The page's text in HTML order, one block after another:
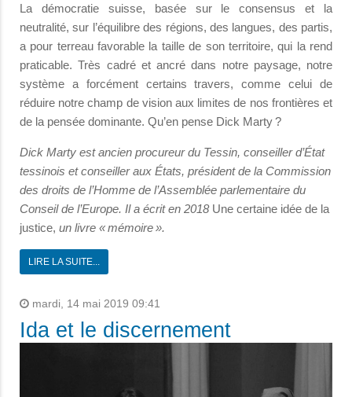
La démocratie suisse, basée sur le consensus et la
neutralité, sur l’équilibre des régions, des langues, des partis,
a pour terreau favorable la taille de son territoire, qui la rend
praticable. Très cadré et ancré dans notre paysage, notre
système a forcément certains travers, comme celui de
réduire notre champ de vision aux limites de nos frontières et
de la pensée dominante. Qu’en pense Dick Marty ?
Dick Marty est ancien procureur du Tessin, conseiller d’État
tessinois et conseiller aux États, président de la Commission
des droits de l’Homme de l’Assemblée parlementaire du
Conseil de l’Europe. Il a écrit en 2018 Une certaine idée de la
justice, un livre « mémoire ».
LIRE LA SUITE...
mardi, 14 mai 2019 09:41
Ida et le discernement